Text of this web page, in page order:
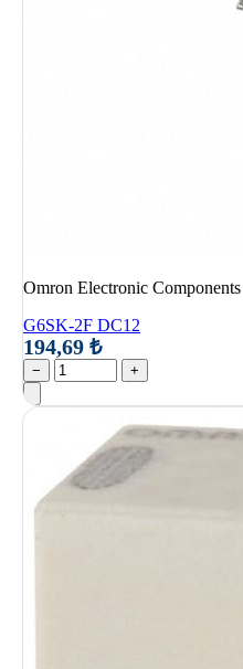
Omron Electronic Components
G6SK-2F DC12
194,69 ₺
− +